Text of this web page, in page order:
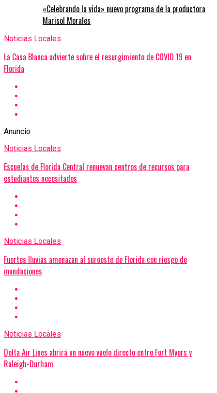
«Celebrando la vida» nuevo programa de la productora
Marisol Morales
Noticias Locales
La Casa Blanca advierte sobre el resurgimiento de COVID 19 en
Florida
Anuncio
Noticias Locales
Escuelas de Florida Central renuevan centros de recursos para
estudiantes necesitados
Noticias Locales
Fuertes lluvias amenazan al suroeste de Florida con riesgo de
inundaciones
Noticias Locales
Delta Air Lines abrirá un nuevo vuelo directo entre Fort Myers y
Raleigh-Durham